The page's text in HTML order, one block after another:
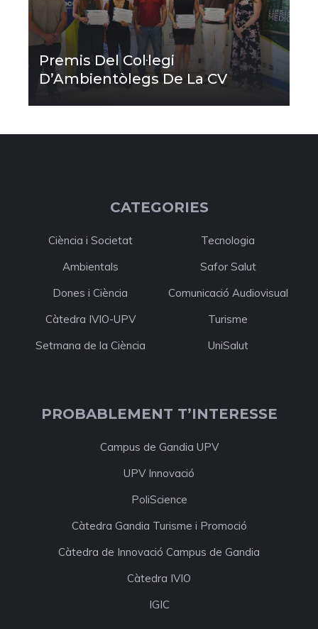
Premis Del Col·legi
D’Ambientòlegs De La CV
CATEGORIES
Ciència i Societat
Tecnologia
Ambientals
Safor Salut
Dones i Ciència
Comunicació Audiovisual
Càtedra IVIO-UPV
Turisme
Setmana de la Ciència
UniSalut
PROBABLEMENT T’INTERESSE
Campus de Gandia UPV
UPV Innovació
PoliScience
Càtedra Gandia Turisme i Promoció
Càtedra de Innovació Campus de Gandia
Càtedra IVIO
IGIC